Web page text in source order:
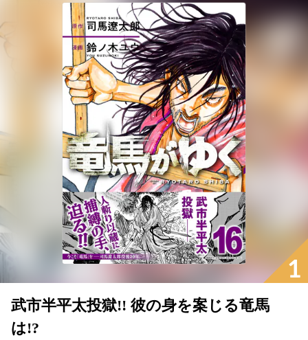
1
武市半平太投獄!! 彼の身を案じる竜馬
は!?